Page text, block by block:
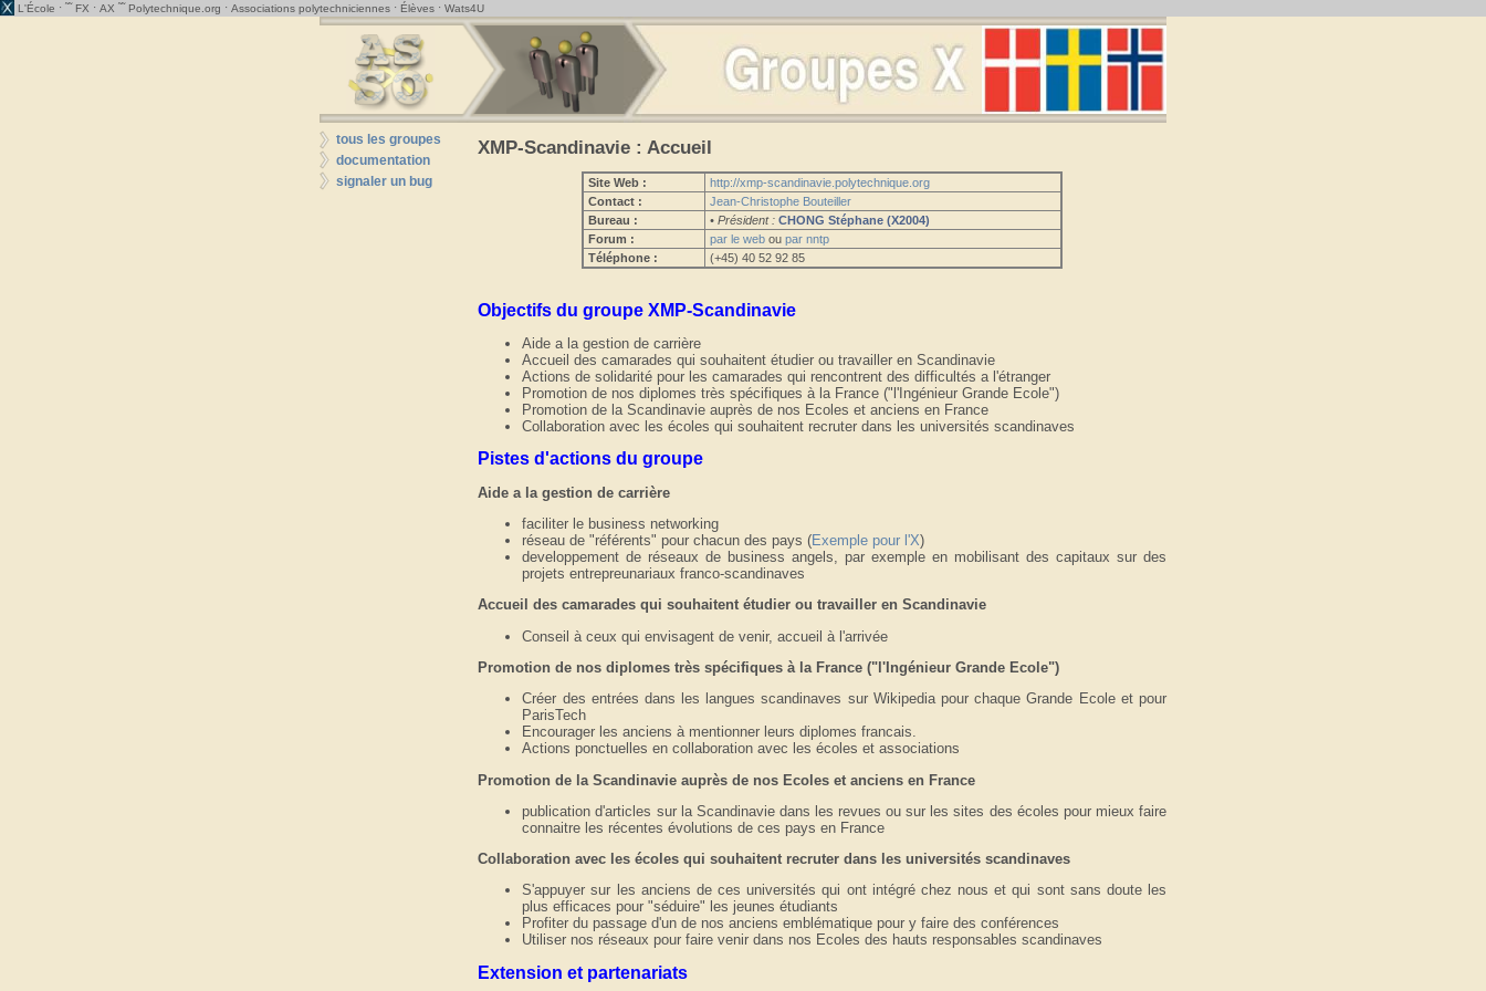
L'École · ˜˜ FX · AX ˜˜ Polytechnique.org · Associations polytechniciennes · Élèves · Wats4U
tous les groupes
documentation
signaler un bug
XMP-Scandinavie : Accueil
Site Web :
http://xmp-scandinavie.polytechnique.org
Contact :
Jean-Christophe Bouteiller
Bureau :
• Président : CHONG Stéphane (X2004)
Forum :
par le webou par nntp
Téléphone :
(+45) 40 52 92 85
Objectifs du groupe XMP-Scandinavie
Aide a la gestion de carrière
Accueil des camarades qui souhaitent étudier ou travailler en Scandinavie
Actions de solidarité pour les camarades qui rencontrent des difficultés a l'étranger
Promotion de nos diplomes très spécifiques à la France ("l'Ingénieur Grande Ecole")
Promotion de la Scandinavie auprès de nos Ecoles et anciens en France
Collaboration avec les écoles qui souhaitent recruter dans les universités scandinaves
Pistes d'actions du groupe
Aide a la gestion de carrière
faciliter le business networking
réseau de "référents" pour chacun des pays (Exemple pour l'X)
developpement de réseaux de business angels, par exemple en mobilisant des capitaux sur des
projets entrepreunariaux franco-scandinaves
Accueil des camarades qui souhaitent étudier ou travailler en Scandinavie
Conseil à ceux qui envisagent de venir, accueil à l'arrivée
Promotion de nos diplomes très spécifiques à la France ("l'Ingénieur Grande Ecole")
Créer des entrées dans les langues scandinaves sur Wikipedia pour chaque Grande Ecole et pour
ParisTech
Encourager les anciens à mentionner leurs diplomes francais.
Actions ponctuelles en collaboration avec les écoles et associations
Promotion de la Scandinavie auprès de nos Ecoles et anciens en France
publication d'articles sur la Scandinavie dans les revues ou sur les sites des écoles pour mieux faire
connaitre les récentes évolutions de ces pays en France
Collaboration avec les écoles qui souhaitent recruter dans les universités scandinaves
S'appuyer sur les anciens de ces universités qui ont intégré chez nous et qui sont sans doute les
plus efficaces pour "séduire" les jeunes étudiants
Profiter du passage d'un de nos anciens emblématique pour y faire des conférences
Utiliser nos réseaux pour faire venir dans nos Ecoles des hauts responsables scandinaves
Extension et partenariats